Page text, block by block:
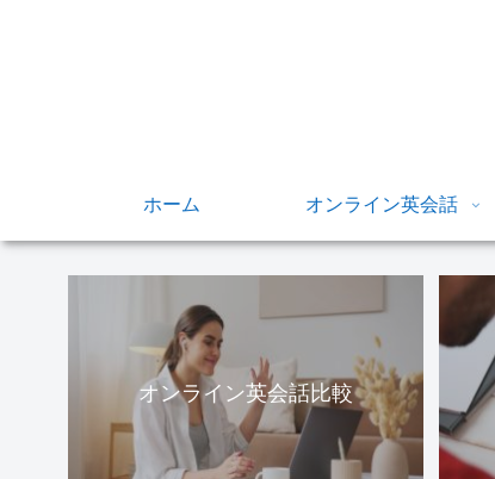
ホーム オンライン英会話
オンライン英会話比較